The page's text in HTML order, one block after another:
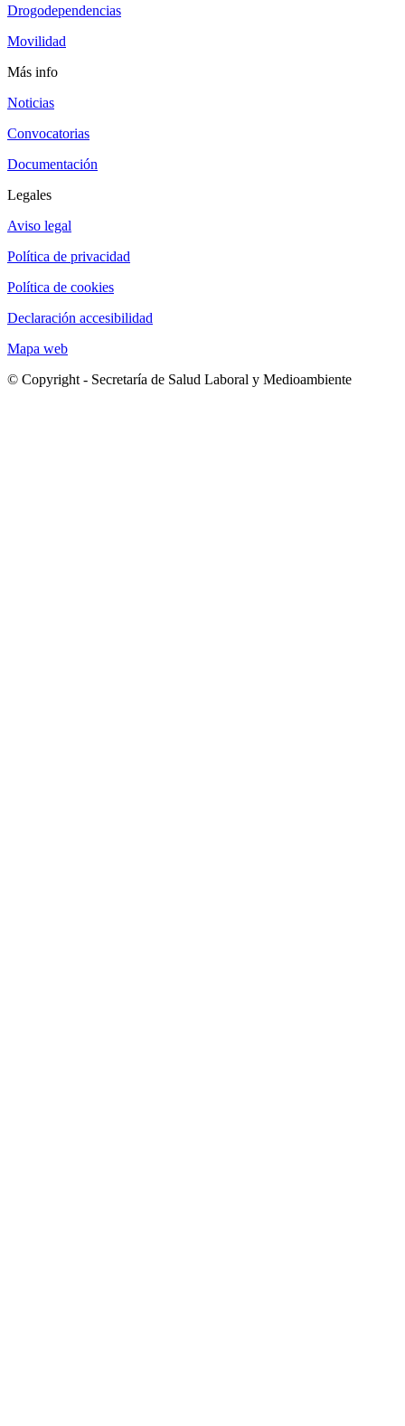
Drogodependencias
Movilidad
Más info
Noticias
Convocatorias
Documentación
Legales
Aviso legal
Política de privacidad
Política de cookies
Declaración accesibilidad
Mapa web
© Copyright - Secretaría de Salud Laboral y Medioambiente